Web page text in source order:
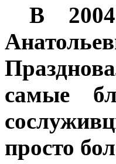
В
самые
просто